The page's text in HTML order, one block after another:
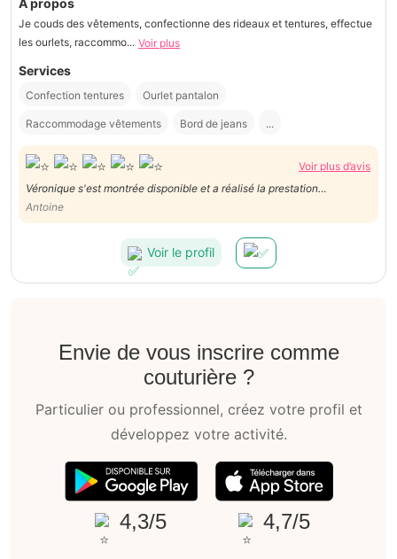
À propos
Je couds des vêtements, confectionne des rideaux et tentures, effectue
les ourlets, raccommo... Voir plus
Services
Confection tentures Ourlet pantalon
Raccommodage vêtements Bord de jeans ...
Voir plus d’avis
Véronique s'est montrée disponible et a réalisé la prestation
demandée avec sérieux. Je la recommande vivement.
Antoine
Voir le profil
Envie de vous inscrire comme
couturière ?
Particulier ou professionnel, créez votre profil et
développez votre activité.
4,3/5 4,7/5